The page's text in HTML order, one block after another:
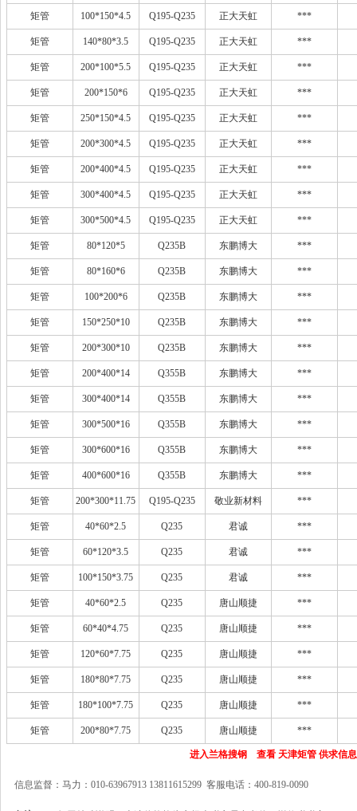
矩管 100*150*4.5 Q195-Q235 正大天虹 ***
矩管 140*80*3.5 Q195-Q235 正大天虹 ***
矩管 200*100*5.5 Q195-Q235 正大天虹 ***
矩管 200*150*6 Q195-Q235 正大天虹 ***
矩管 250*150*4.5 Q195-Q235 正大天虹 ***
矩管 200*300*4.5 Q195-Q235 正大天虹 ***
矩管 200*400*4.5 Q195-Q235 正大天虹 ***
矩管 300*400*4.5 Q195-Q235 正大天虹 ***
矩管 300*500*4.5 Q195-Q235 正大天虹 ***
矩管 80*120*5 Q235B 东鹏博大 ***
矩管 80*160*6 Q235B 东鹏博大 ***
矩管 100*200*6 Q235B 东鹏博大 ***
矩管 150*250*10 Q235B 东鹏博大 ***
矩管 200*300*10 Q235B 东鹏博大 ***
矩管 200*400*14 Q355B 东鹏博大 ***
矩管 300*400*14 Q355B 东鹏博大 ***
矩管 300*500*16 Q355B 东鹏博大 ***
矩管 300*600*16 Q355B 东鹏博大 ***
矩管 400*600*16 Q355B 东鹏博大 ***
矩管 200*300*11.75 Q195-Q235 敬业新材料 ***
矩管 40*60*2.5 Q235 君诚 ***
矩管 60*120*3.5 Q235 君诚 ***
矩管 100*150*3.75 Q235 君诚 ***
矩管 40*60*2.5 Q235 唐山顺捷 ***
矩管 60*40*4.75 Q235 唐山顺捷 ***
矩管 120*60*7.75 Q235 唐山顺捷 ***
矩管 180*80*7.75 Q235 唐山顺捷 ***
矩管 180*100*7.75 Q235 唐山顺捷 ***
矩管 200*80*7.75 Q235 唐山顺捷 ***
进入兰格搜钢 查看 天津矩管 供求信息
信息监督：马力：010-63967913 13811615299 客服电话：400-819-0090